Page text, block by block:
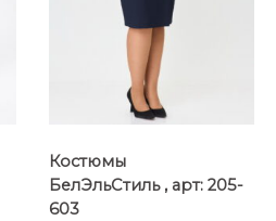
Костюмы
БелЭльСтиль , арт: 205-
603